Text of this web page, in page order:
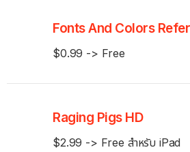
Fonts And Colors
$0.99 -> Free
Raging Pigs HD
$2.99 -> Free สำหรับ iPad